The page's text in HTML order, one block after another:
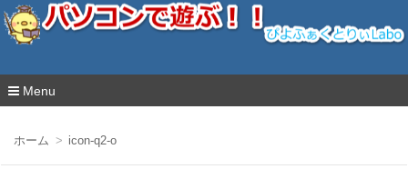
ぴよふぁくとりぃLabo
Menu
ン
ホーム icon-q2-o